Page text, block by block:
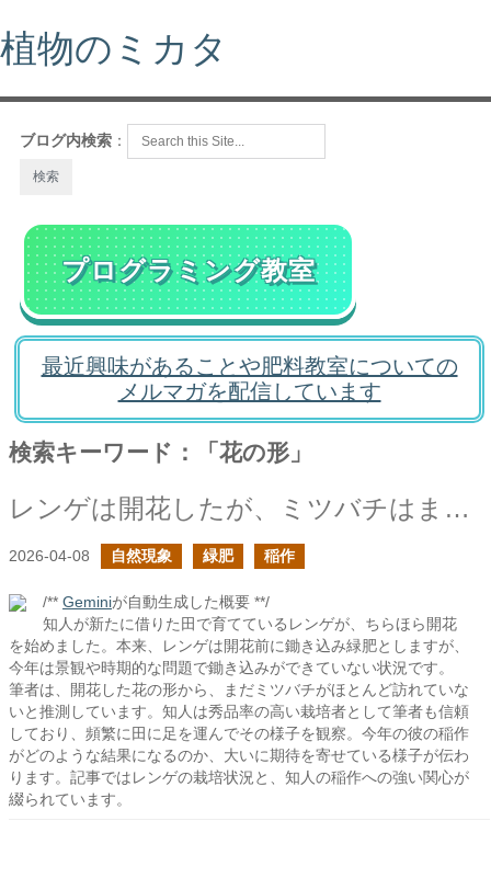
植物のミカタ
ブログ内検索 ：
プログラミング教室
最近興味があることや肥料教室についての
メルマガを配信しています
検索キーワード：「花の形」
レンゲは開花したが、ミツバチはまだあまりやってきていないらしい
2026-04-08 自然現象 緑肥 稲作
/** Geminiが自動生成した概要 **/
知人が新たに借りた田で育てているレンゲが、ちらほら開花
を始めました。本来、レンゲは開花前に鋤き込み緑肥としますが、
今年は景観や時期的な問題で鋤き込みができていない状況です。
筆者は、開花した花の形から、まだミツバチがほとんど訪れていな
いと推測しています。知人は秀品率の高い栽培者として筆者も信頼
しており、頻繁に田に足を運んでその様子を観察。今年の彼の稲作
がどのような結果になるのか、大いに期待を寄せている様子が伝わ
ります。記事ではレンゲの栽培状況と、知人の稲作への強い関心が
綴られています。